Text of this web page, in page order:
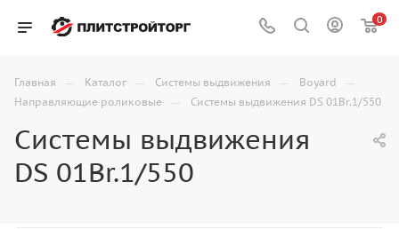
0
Главная — Каталог — Системы выдвижения — Boyard —
Направляющие роликовые — Системы выдвижения DS 01Br.1/550
Системы выдвижения
DS 01Br.1/550